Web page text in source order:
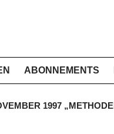
ABONNEMENTS
1997